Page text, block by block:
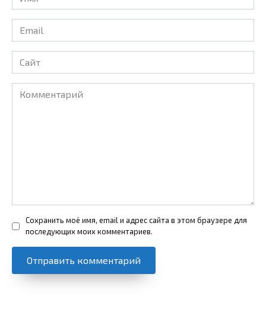
*
Email
*
Сайт
Комментарий
Сохранить моё имя, email и адрес сайта в этом браузере для
последующих моих комментариев.